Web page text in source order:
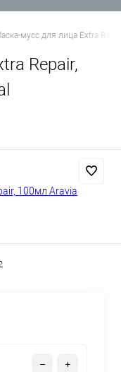
мусс для лица Extra
Repair,